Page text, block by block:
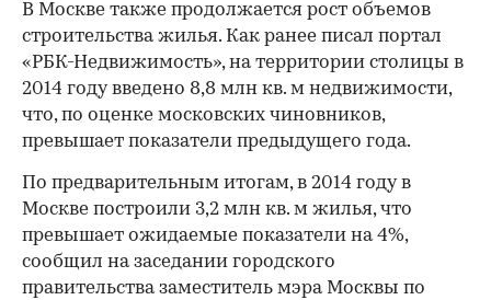
В Москве также продолжается рост объемов
строительства жилья. Как ранее писал портал
«РБК-Недвижимость», на территории столицы в
2014 году введено 8,8 млн кв. м недвижимости,
что, по оценке московских чиновников,
превышает показатели предыдущего года.
По предварительным итогам, в 2014 году в
Москве построили 3,2 млн кв. м жилья, что
превышает ожидаемые показатели на 4%,
сообщил на заседании городского
правительства заместитель мэра Москвы по